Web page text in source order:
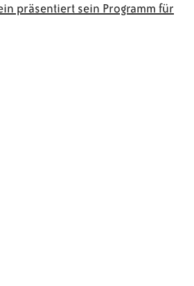
präsentiert sein Programm für